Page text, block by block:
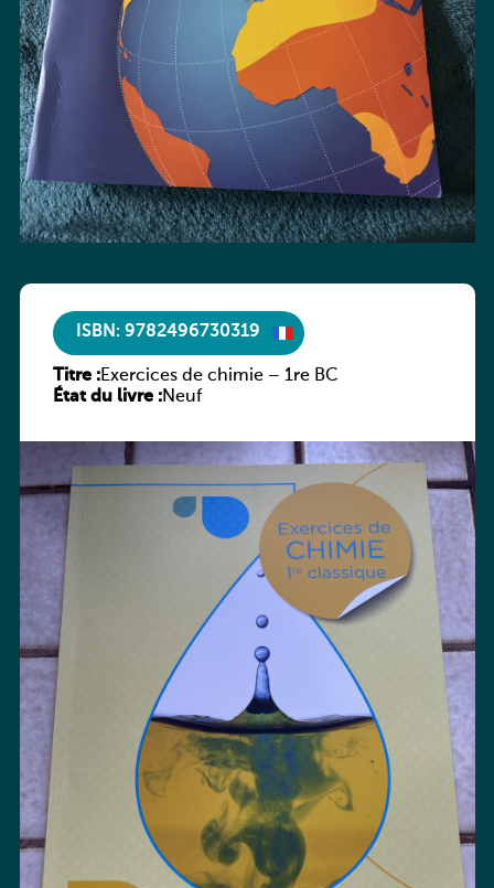
ISBN: 9782496730319
Titre :Exercices de chimie – 1re BC
État du livre :Neuf